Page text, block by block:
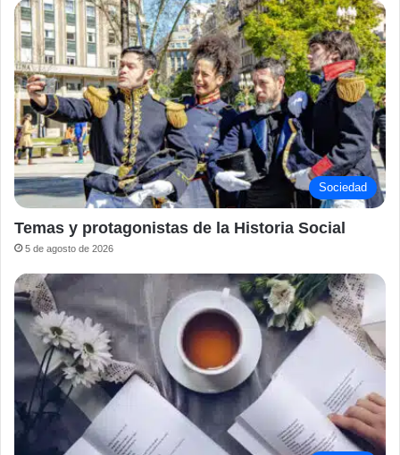
Sociedad
Temas y protagonistas de la Historia Social
5 de agosto de 2026